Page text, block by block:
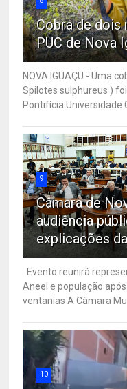
Cobra de dois
PUC de Nova
NOVA IGUAÇU - Uma
Spilotes sulphureus )
Pontifícia Universidade
9
Câmara de
audiência
explicações
Evento reunirá
Aneel e população
ventanias A Câmara
10